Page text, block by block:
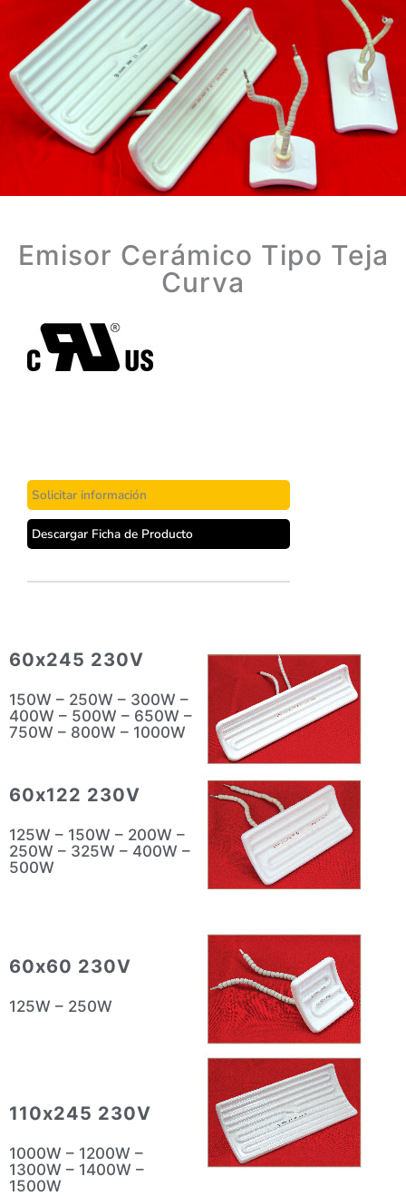
Emisor Cerámico Tipo Teja
Curva
Solicitar información
Descargar Ficha de Producto
60x245 230V
150W – 250W – 300W –
400W – 500W – 650W –
750W – 800W – 1000W
60x122 230V
125W – 150W – 200W –
250W – 325W – 400W –
500W
60x60 230V
125W – 250W
110x245 230V
1000W – 1200W –
1300W – 1400W –
1500W